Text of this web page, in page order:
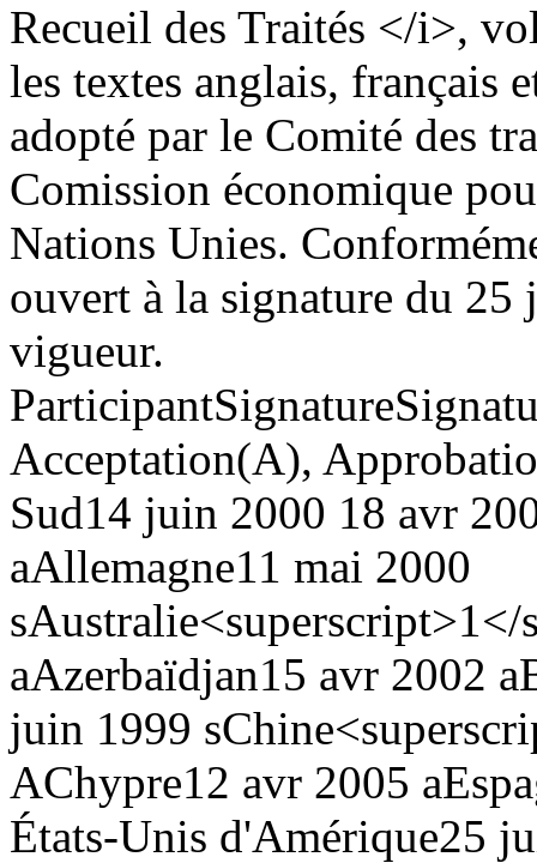
Recueil des Traités </i>,
les textes anglais, français
adopté par le Comité des
Comission économique
Nations Unies.
ouvert à la signature du 25
vigueur.
ParticipantSignature
Acceptation(A),
Sud14 juin 2000 18 avr
aAllemagne11 mai 2000
sAustralie<superscript>1</
aAzerbaïdjan15 avr 2002 a
juin 1999 s
AChypre12 avr 2005 a
États-Unis d'Amérique25